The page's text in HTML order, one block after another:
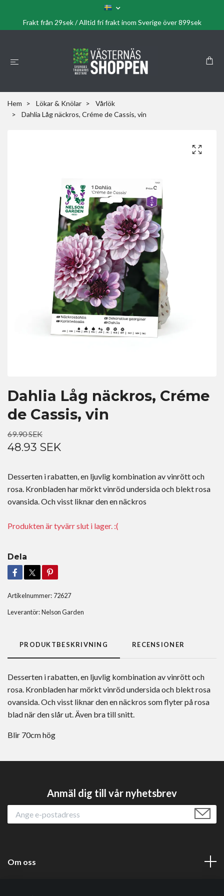
Frakt från 29sek / Alltid fri frakt inom Sverige över 899sek
Hem Lökar & Knölar
Vårlök
Dahlia Låg näckros, Créme de Cassis, vin
Dahlia Låg näckros, Créme
de Cassis, vin
69.90 SEK
48.93 SEK
Desserten i rabatten, en ljuvlig kombination av vinrött och
rosa. Kronbladen har mörkt vinröd undersida och blekt rosa
ovansida. Och visst liknar den en näckros
Produkten är tyvärr slut i lager. :(
Dela
Artikelnummer: 72627
Leverantör:Nelson Garden
PRODUKTBESKRIVNING RECENSIONER
Desserten i rabatten, en ljuvlig kombination av vinrött och
rosa. Kronbladen har mörkt vinröd undersida och blekt rosa
ovansida. Och visst liknar den en näckros som flyter på rosa
blad när den slår ut. Även bra till snitt.
Blir 70cm hög
Anmäl dig till vår nyhetsbrev
Om oss